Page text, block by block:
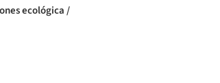
ecológica /